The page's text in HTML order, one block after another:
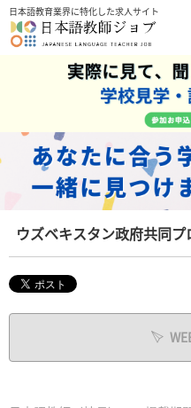
日本語教育業界に特化した求人サイト
ウズベキスタン政府共同